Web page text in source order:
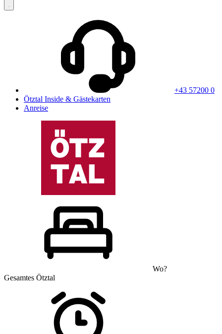
+43 57200 0
Ötztal Inside & Gästekarten
Anreise
Wo?
Gesamtes Ötztal